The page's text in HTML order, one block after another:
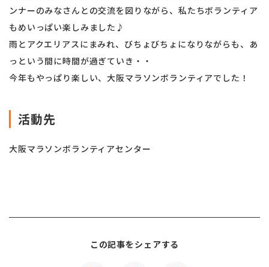
ンナーのみなさんとの交流を図りながら、私たちボランティア
もめいっぱい楽しみました♪
雨とアクエリアスにまみれ、びちょびちょになりながらも、あ
っという間に時間が過ぎていき・・
今年もやっぱり楽しい、大阪マラソンボランティアでした！
活動先
大阪マラソンボランティアセンター
この記事をシェアする